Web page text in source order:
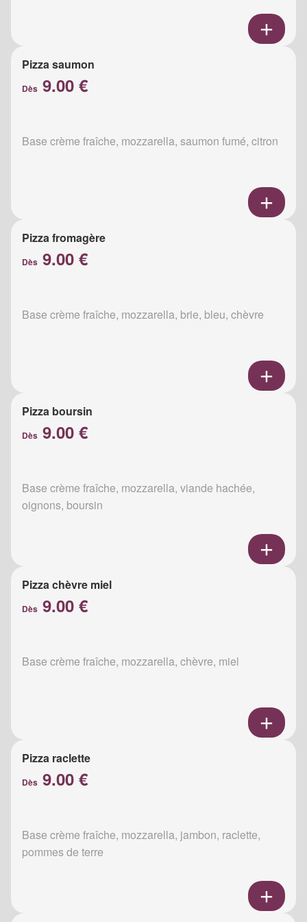
Pizza saumon
Dès 9.00 €
Base crème fraîche, mozzarella, saumon fumé, citron
Pizza fromagère
Dès 9.00 €
Base crème fraîche, mozzarella, brie, bleu, chèvre
Pizza boursin
Dès 9.00 €
Base crème fraîche, mozzarella, viande hachée,
oignons, boursin
Pizza chèvre miel
Dès 9.00 €
Base crème fraîche, mozzarella, chèvre, miel
Pizza raclette
Dès 9.00 €
Base crème fraîche, mozzarella, jambon, raclette,
pommes de terre